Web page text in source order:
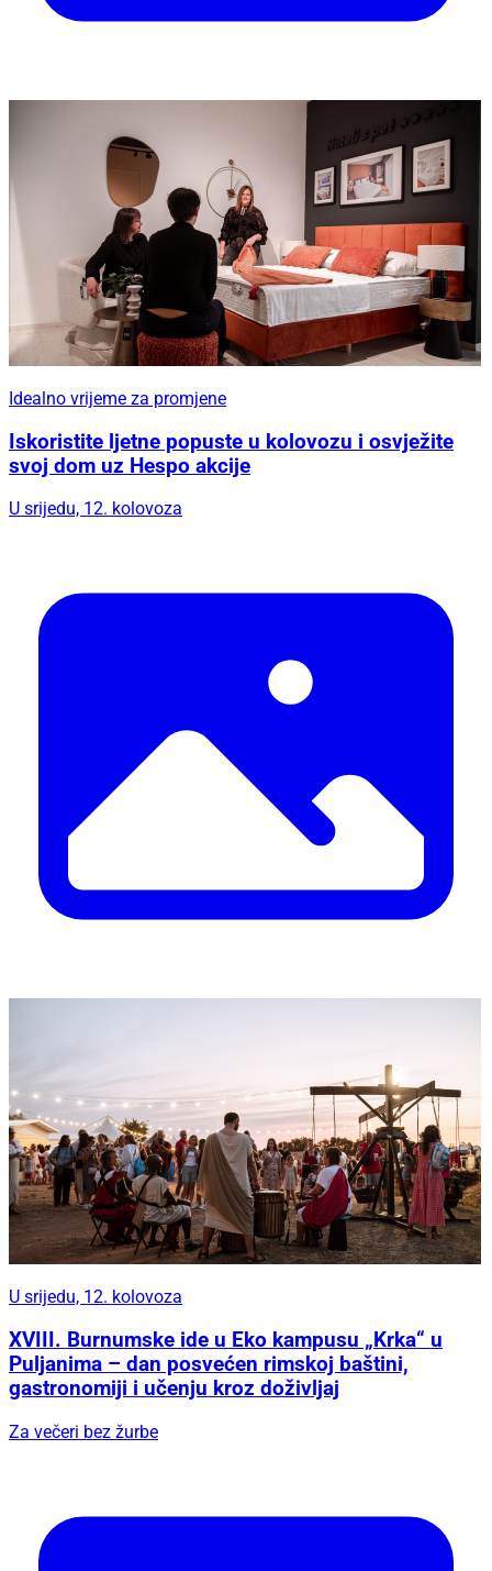
Idealno vrijeme za promjene
Iskoristite ljetne popuste u kolovozu i osvježite
svoj dom uz Hespo akcije
U srijedu, 12. kolovoza
U srijedu, 12. kolovoza
XVIII. Burnumske ide u Eko kampusu „Krka“ u
Puljanima – dan posvećen rimskoj baštini,
gastronomiji i učenju kroz doživljaj
Za večeri bez žurbe